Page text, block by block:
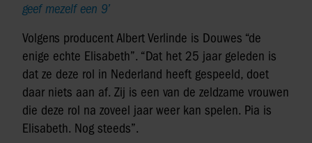
geef mezelf een 9’
Volgens producent Albert Verlinde is Douwes “de
enige echte Elisabeth”. “Dat het 25 jaar geleden is
dat ze deze rol in Nederland heeft gespeeld, doet
daar niets aan af. Zij is een van de zeldzame vrouwen
die deze rol na zoveel jaar weer kan spelen. Pia is
Elisabeth. Nog steeds”.